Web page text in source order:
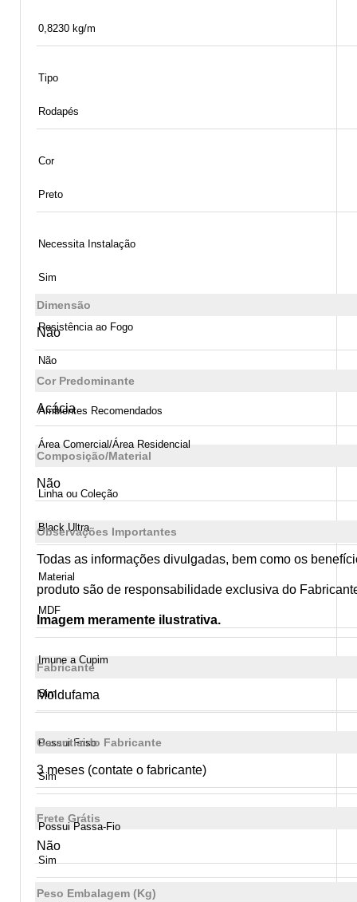
0,8230 kg/m
Tipo
Rodapés
Cor
Preto
Necessita Instalação
Sim
Resistência ao Fogo
Não
Ambientes Recomendados
Área Comercial/Área Residencial
Linha ou Coleção
Black Ultra
Material
MDF
Imune a Cupim
Sim
Possui Friso
Sim
Possui Passa-Fio
Sim
Dimensão
Não
Cor Predominante
Acácia
Composição/Material
Não
Observações Importantes
Todas as informações divulgadas, bem como os
produto são de responsabilidade exclusiva do
Imagem meramente ilustrativa.
Fabricante
Moldufama
Garantia do Fabricante
3 meses (contate o fabricante)
Frete Grátis
Não
Peso Embalagem (Kg)